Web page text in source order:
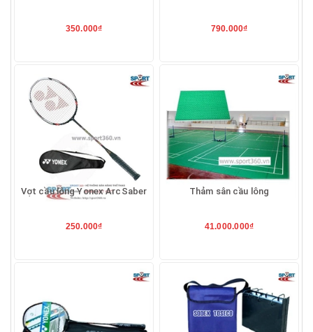
350.000₫ 790.000₫
Vợt cầu lông Yonex ArcSaber
250.000₫
Thảm sân cầu lông
41.000.000₫